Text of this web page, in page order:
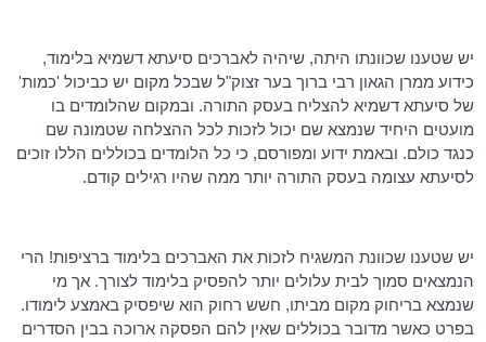
יש שטענו שכוונתו היתה, שיהיה לאברכים סיעתא דשמיא בלימוד,
כידוע ממרן הגאון רבי ברוך בער זצוק"ל שבכל מקום יש כביכול 'כמות'
של סיעתא דשמיא להצליח בעסק התורה. ובמקום שהלומדים בו
מועטים היחיד שנמצא שם יכול לזכות לכל ההצלחה שטמונה שם
כנגד כולם. ובאמת ידוע ומפורסם, כי כל הלומדים בכוללים הללו זוכים
לסיעתא עצומה בעסק התורה יותר ממה שהיו רגילים קודם.
יש שטענו שכוונת המשגיח לזכות את האברכים בלימוד ברציפות! הרי
הנמצאים סמוך לבית עלולים יותר להפסיק בלימוד לצורך. אך מי
שנמצא בריחוק מקום מביתו, חשש רחוק הוא שיפסיק באמצע לימודו.
בפרט כאשר מדובר בכוללים שאין להם הפסקה ארוכה בבין הסדרים